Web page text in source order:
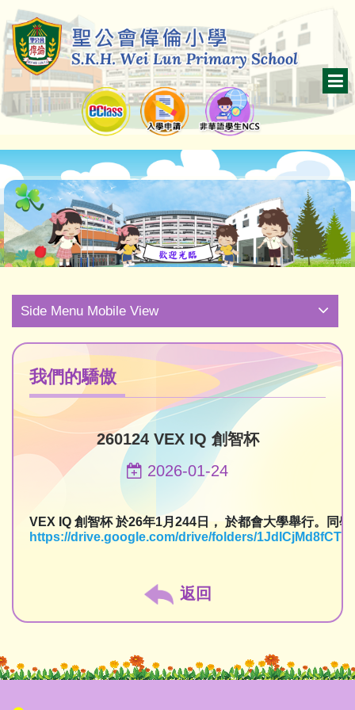
Side Menu Mobile View
我們的驕傲
260124 VEX IQ 創智杯
2026-01-24
VEX IQ 創智杯 於26年1月244日， 於都會大學舉行。同
https://drive.google.com/drive/folders/
返回